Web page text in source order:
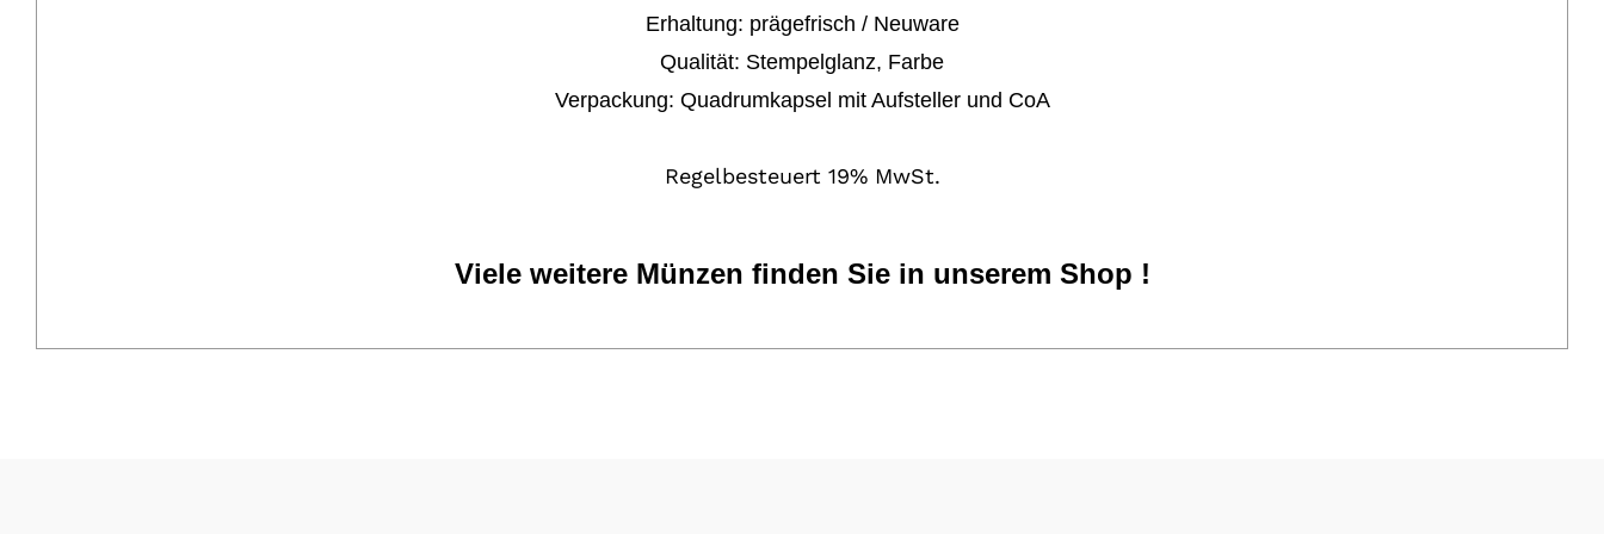
Erhaltung: prägefrisch / Neuware
Qualität: Stempelglanz, Farbe
Verpackung: Quadrumkapsel mit Aufsteller und CoA
Regelbesteuert 19% MwSt.
Viele weitere Münzen finden Sie in unserem Shop !